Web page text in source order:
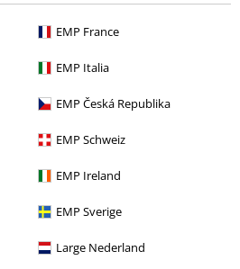
EMP France
EMP Italia
EMP Česká Republika
EMP Schweiz
EMP Ireland
EMP Sverige
Large Nederland
Perfektní